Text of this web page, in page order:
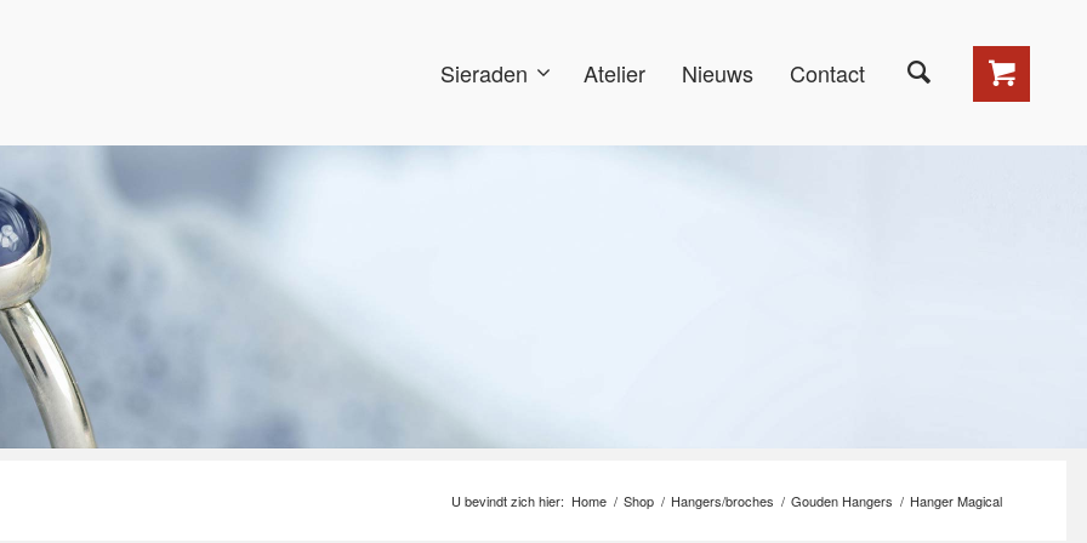
Sieraden Atelier Nieuws Contact
U bevindt zich hier: Home / Shop / Hangers/broches / Gouden Hangers / Hanger Magical